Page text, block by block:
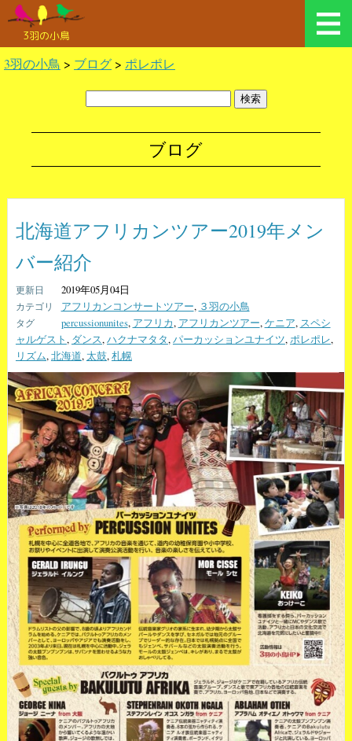
3羽の小鳥
3羽の小鳥 > ブログ > ポレポレ
ブログ
北海道アフリカンツアー2019年メン
バー紹介
2019年05月04日
アフリカンコンサートツアー, ３羽の小鳥
percussionunites, アフリカ, アフリカンツアー,ケニア, スペシ
ャルゲスト, ダンス,ハクナマタタ,パーカッションユナイツ,ポレポレ,
リズム,北海道,太鼓,札幌